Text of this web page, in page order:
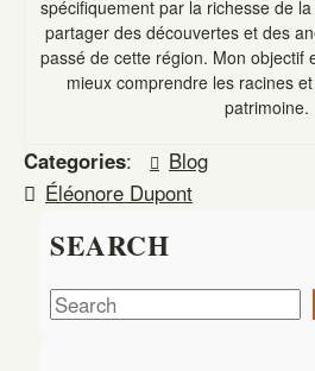
spécifiquement par la richesse de
partager des découvertes et des
passé de cette région. Mon objectif
mieux comprendre les racines
patrimoine.
Categories:
Blog
Éléonore Dupont
SEARCH
S